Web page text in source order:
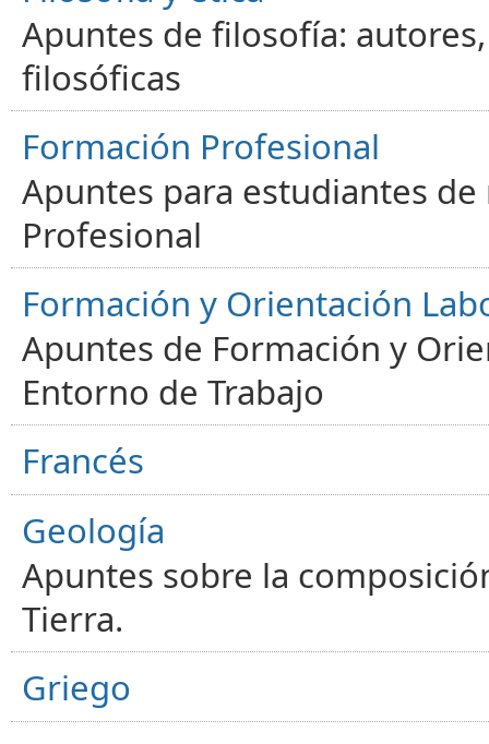
Apuntes de filosofía:
filosóficas
Formación Profesional
Apuntes para estudiantes
Profesional
Formación y Orientación
Apuntes de Formación y
Entorno de Trabajo
Francés
Geología
Apuntes sobre la
Tierra.
Griego